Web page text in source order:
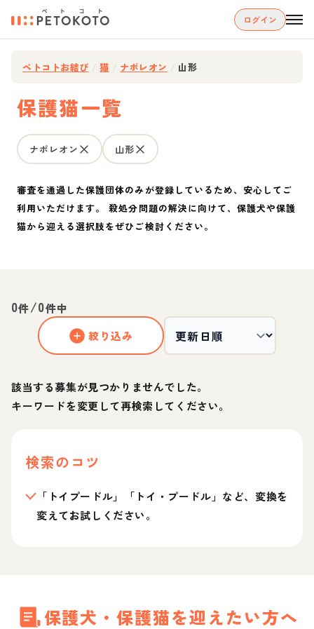
ログイン
ペトコトお結び 猫 ナポレオン 山形
保護猫一覧
ナポレオン 山形
審査を通過した保護団体のみが登録しているため、安心してご
利用いただけます。 殺処分問題の解決に向けて、保護犬や保護
猫から迎える選択肢をぜひご検討ください。
0件/0件中
絞り込み
該当する募集が見つかりませんでした。
キーワードを変更して再検索してください。
検索のコツ
「トイプードル」「トイ・プードル」など、変換を
変えてお試しください。
保護犬・保護猫を迎えたい方へ